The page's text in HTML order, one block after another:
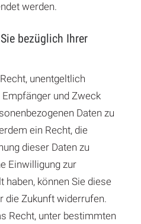
werden.
bezüglich Ihrer
unentgeltlich
und Zweck
Daten zu
ein Recht, die
dieser Daten zu
Einwilligung zur
haben, können Sie diese
die Zukunft widerrufen.
Recht, unter bestimmten